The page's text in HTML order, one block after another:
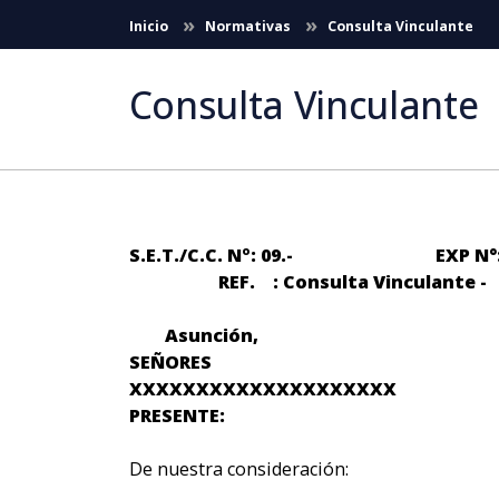
Skip to Main Content
Inicio Normativas Consulta Vinculante
Consulta Vinculante
S.E.T./C.C. Nº: 09.- EXP N°:
REF. : Consulta Vinculante -
Asunción,
SEÑORES
XXXXXXXXXXXXXXXXXXXX
PRESENTE:
De nuestra consideración: